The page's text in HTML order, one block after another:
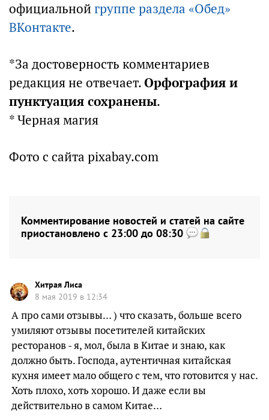
официальной группе раздела «Обед»
ВКонтакте.
*За достоверность комментариев
редакция не отвечает.Орфография и
пунктуация сохранены.
* Черная магия
Фото с сайта pixabay.com
Комментирование новостей и статей на сайте
приостановлено с 23:00 до 08:30
Хитрая Лиса
8 мая 2019 в 12:34
А про сами отзывы… ) что сказать, больше всего
умиляют отзывы посетителей китайских
ресторанов - я, мол, была в Китае и знаю, как
должно быть. Господа, аутентичная китайская
кухня имеет мало общего с тем, что готовится у нас.
Хоть плохо, хоть хорошо. И даже если вы
действительно в самом Китае…